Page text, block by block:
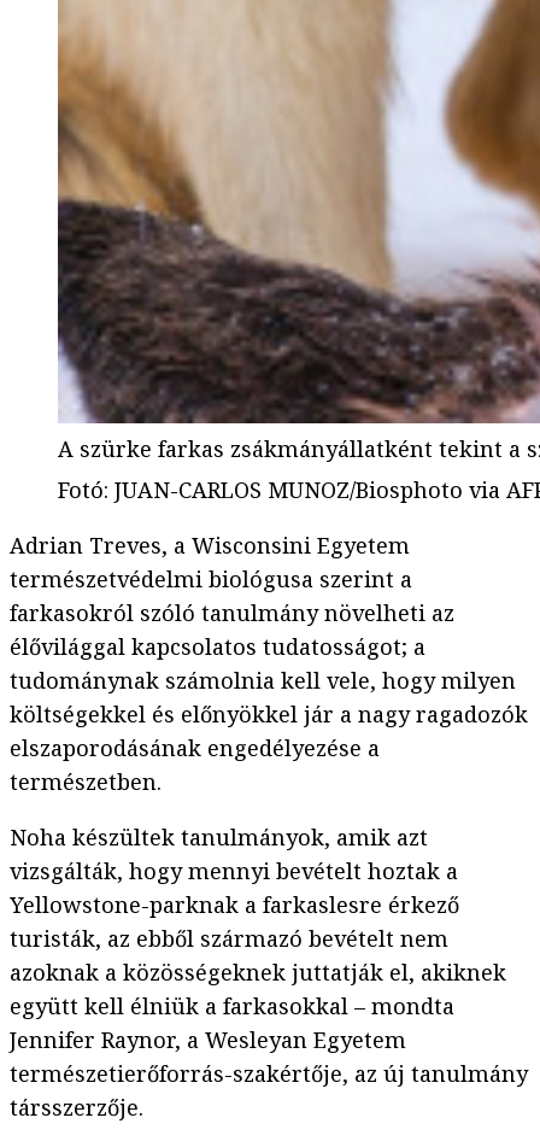
A szürke farkas zsákmányállatként tekint a
Fotó: JUAN-CARLOS MUNOZ/Biosphoto via
Adrian Treves, a Wisconsini Egyetem
természetvédelmi biológusa szerint a
farkasokról szóló tanulmány növelheti az
élővilággal kapcsolatos tudatosságot; a
tudománynak számolnia kell vele, hogy milyen
költségekkel és előnyökkel jár a nagy ragadozók
elszaporodásának engedélyezése a
természetben.
Noha készültek tanulmányok, amik azt
vizsgálták, hogy mennyi bevételt hoztak a
Yellowstone-parknak a farkaslesre érkező
turisták, az ebből származó bevételt nem
azoknak a közösségeknek juttatják el, akiknek
együtt kell élniük a farkasokkal – mondta
Jennifer Raynor, a Wesleyan Egyetem
természetierőforrás-szakértője, az új tanulmány
társszerzője.